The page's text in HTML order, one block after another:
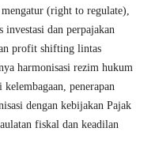
(right to regulate),
dan perpajakan
profit shifting lintas
harmonisasi rezim hukum
penerapan
dengan kebijakan Pajak
fiskal dan keadilan